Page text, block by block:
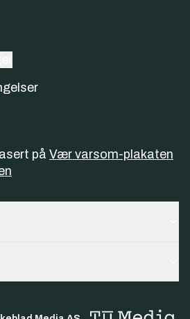
på Vær varsom-plakaten